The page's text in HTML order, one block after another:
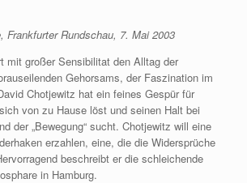
Frankfurter Rundschau, 7. Mai 2003
mit großer Sensibilitat den Alltag der
Gehorsams, der Faszination im
Chotjewitz hat ein feines Gespür für
von zu Hause löst und seinen Halt bei
der „Bewegung“ sucht. Chotjewitz will eine
erzahlen, eine, die die Widersprüche
beschreibt er die schleichende
in Hamburg.